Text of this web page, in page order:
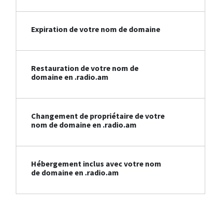
Expiration de votre nom de domaine
Restauration de votre nom de
domaine en .radio.am
Changement de propriétaire de votre
nom de domaine en .radio.am
Hébergement inclus avec votre nom
de domaine en .radio.am